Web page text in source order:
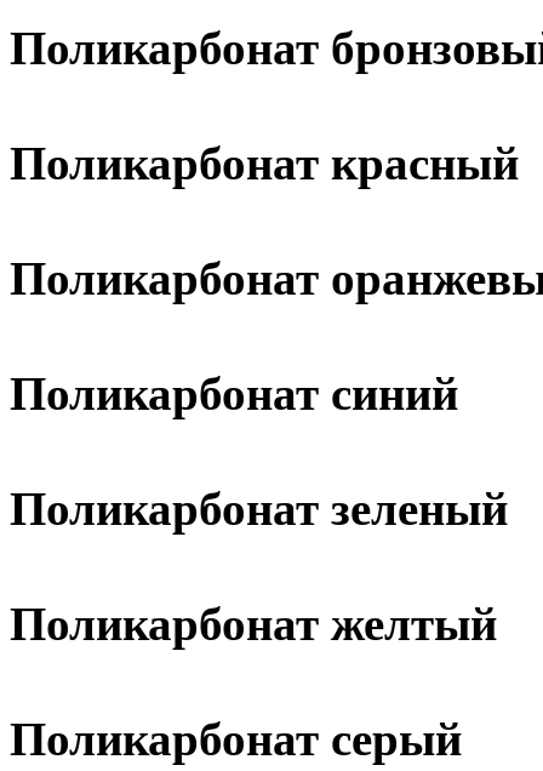
Поликарбонат
Поликарбонат красный
Поликарбонат
Поликарбонат синий
Поликарбонат зеленый
Поликарбонат желтый
Поликарбонат серый